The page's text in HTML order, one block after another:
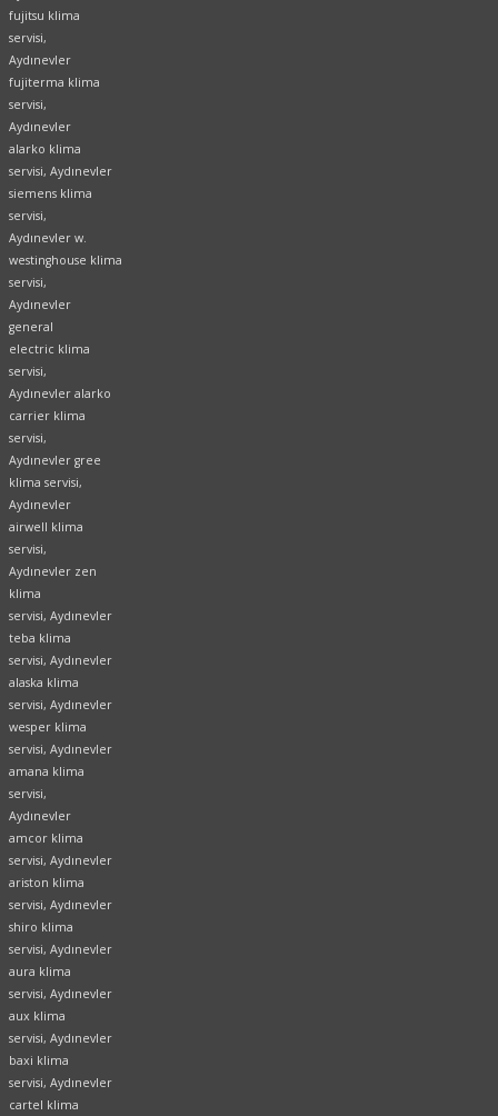
fujitsu klima
servisi,
Aydınevler
fujiterma klima
servisi,
Aydınevler
alarko klima
servisi, Aydınevler
siemens klima
servisi,
Aydınevler w.
westinghouse klima
servisi,
Aydınevler
general
electric klima
servisi,
Aydınevler alarko
carrier klima
servisi,
Aydınevler gree
klima servisi,
Aydınevler
airwell klima
servisi,
Aydınevler zen
klima
servisi, Aydınevler
teba klima
servisi, Aydınevler
alaska klima
servisi, Aydınevler
wesper klima
servisi, Aydınevler
amana klima
servisi,
Aydınevler
amcor klima
servisi, Aydınevler
ariston klima
servisi, Aydınevler
shiro klima
servisi, Aydınevler
aura klima
servisi, Aydınevler
aux klima
servisi, Aydınevler
baxi klima
servisi, Aydınevler
cartel klima